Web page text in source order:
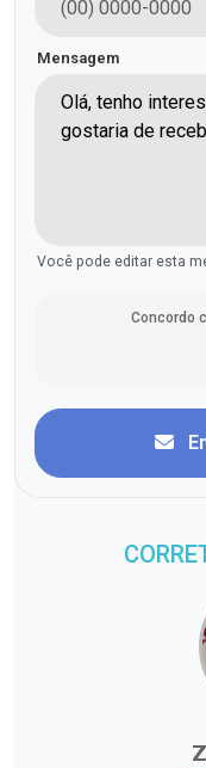
Mensagem
Você pode editar esta
Concordo